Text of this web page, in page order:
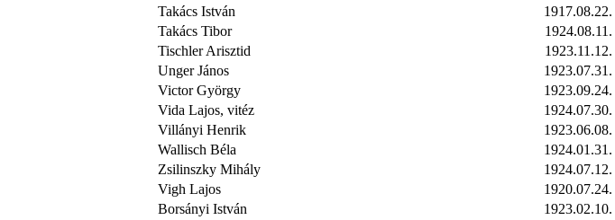
Takács István
1917.08.22.
Takács Tibor
1924.08.11.
Tischler Arisztid
1923.11.12.
Unger János
1923.07.31.
Victor György
1923.09.24.
Vida Lajos, vitéz
1924.07.30.
Villányi Henrik
1923.06.08.
Wallisch Béla
1924.01.31.
Zsilinszky Mihály
1924.07.12.
Vigh Lajos
1920.07.24.
Borsányi István
1923.02.10.